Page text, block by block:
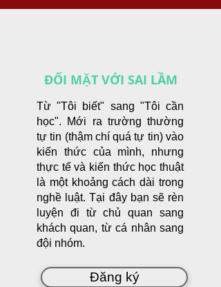
ĐỐI MẶT VỚI SAI LẦM
Từ "Tôi biết" sang "Tôi cần
học". Mới ra trường thường
tự tin (thậm chí quá tự tin) vào
kiến thức của mình, nhưng
thực tế và kiến thức học thuật
là một khoảng cách dài trong
nghề luật. Tại đây bạn sẽ rèn
luyện đi từ chủ quan sang
khách quan, từ cá nhân sang
đội nhóm.
Đăng ký